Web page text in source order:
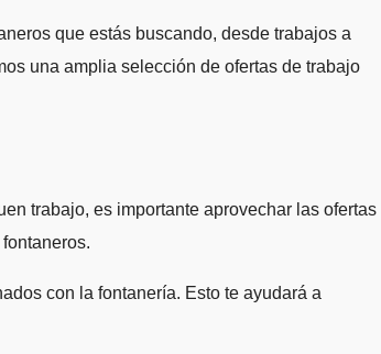
que estás buscando, desde trabajos a
una amplia selección de ofertas de trabajo
trabajo, es importante aprovechar las ofertas
con la fontanería. Esto te ayudará a